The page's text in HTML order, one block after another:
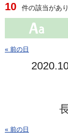
10 件の該当があ
« 前の日
« 前の日